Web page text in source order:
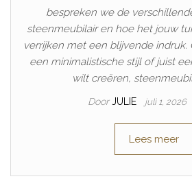
bespreken we de
steenmeubilair en hoe het jouw
verrijken met een blijvende indruk.
een minimalistische stijl of juist
wilt creëren,
Door JULIE juli 1, 2026
Lees meer